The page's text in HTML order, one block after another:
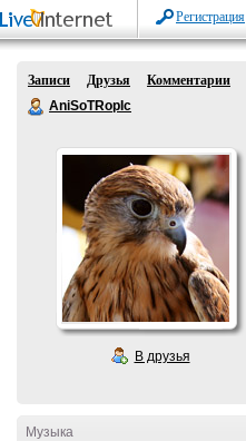
Регистрация
Записи Друзья
Комментарии
AniSoTRopIc
В друзья
Музыка